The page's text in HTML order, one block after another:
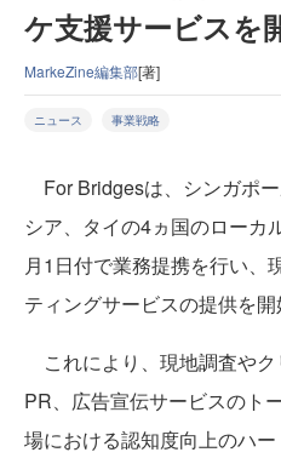
ケ支援サービスを
MarkeZine編集部[著]
ニュース 事業戦略
For Bridgesは、シンガポ
シア、タイの4ヵ国のローカ
月1日付で業務提携を行い、
ティングサービスの提供を開
これにより、現地調査やク
PR、広告宣伝サービスのト
場における認知度向上のハ